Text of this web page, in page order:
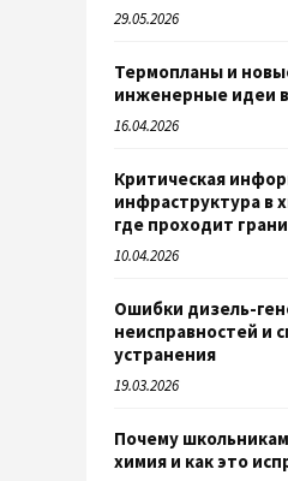
29.05.2026
Термопланы и
инженерные идеи
16.04.2026
Критическая
инфраструктура в
где проходит
10.04.2026
Ошибки дизель-
неисправностей и
устранения
19.03.2026
Почему
химия и как это